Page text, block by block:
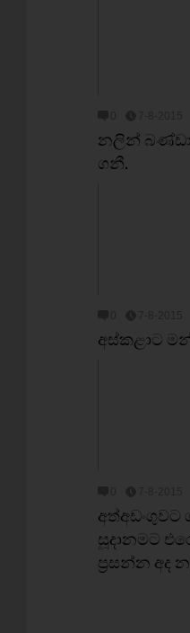
නලින්
ගනී.
අස්කළාට
අත්අඩංගුවට
සූදානමට
ප්‍රසන්න අද